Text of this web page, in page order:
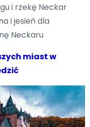
i rzekę Neckar
i jesień dla
Neckaru
miast w